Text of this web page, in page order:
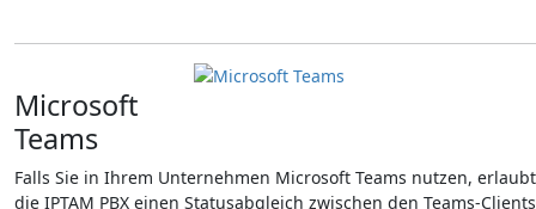
Microsoft
Teams
Falls Sie in Ihrem Unternehmen Microsoft Teams nutzen, erlaubt
die IPTAM PBX einen Statusabgleich zwischen den Teams-Clients